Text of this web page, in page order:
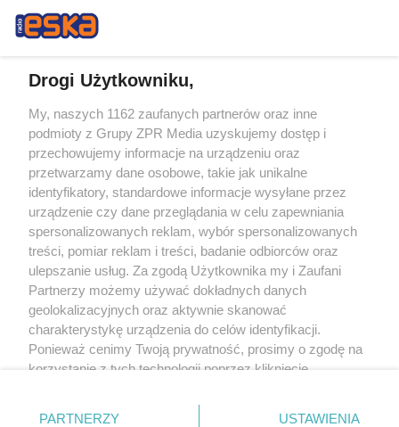
Żaden utwór zamieszczony w serwisie nie może być powielany i
rozpowszechniany lub dalej rozpowszechniany w jakikolwiek sposób (w
tym także elektroniczny lub mechaniczny) na jakimkolwiek polu
eksploatacji w jakiejkolwiek formie, włącznie z umieszczaniem w Internecie
bez pisemnej zgody właściciela praw. Jakiekolwiek użycie lub
wykorzystanie utworów w całości lub w części z naruszeniem prawa, tzn.
bez właściwej zgody, jest zabronione pod groźbą kary i może być ścigane
prawnie.
O nas
Drogi Użytkowniku,
My, naszych 1162 zaufanych partnerów oraz inne
podmioty z Grupy ZPR Media uzyskujemy dostęp i
przechowujemy informacje na urządzeniu oraz
przetwarzamy dane osobowe, takie jak unikalne
identyfikatory, standardowe informacje wysyłane przez
urządzenie czy dane przeglądania w celu zapewniania
spersonalizowanych reklam, wybór spersonalizowanych
treści, pomiar reklam i treści, badanie odbiorców oraz
ulepszanie usług. Za zgodą Użytkownika my i Zaufani
Partnerzy możemy używać dokładnych danych
geolokalizacyjnych oraz aktywnie skanować
charakterystykę urządzenia do celów identyfikacji.
Ponieważ cenimy Twoją prywatność, prosimy o zgodę na
korzystanie z tych technologii poprzez kliknięcie
zmienić/wycofać klikając przycisk ustawień prywatności
PARTNERZY USTAWIENIA